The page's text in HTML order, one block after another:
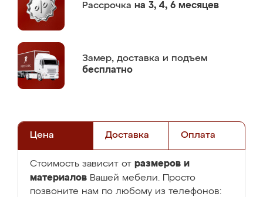
Рассрочка на 3, 4, 6 месяцев
Замер, доставка и подъем
бесплатно
Цена Доставка Оплата
Стоимость зависит от размеров и
материалов Вашей мебели. Просто
позвоните нам по любому из телефонов: